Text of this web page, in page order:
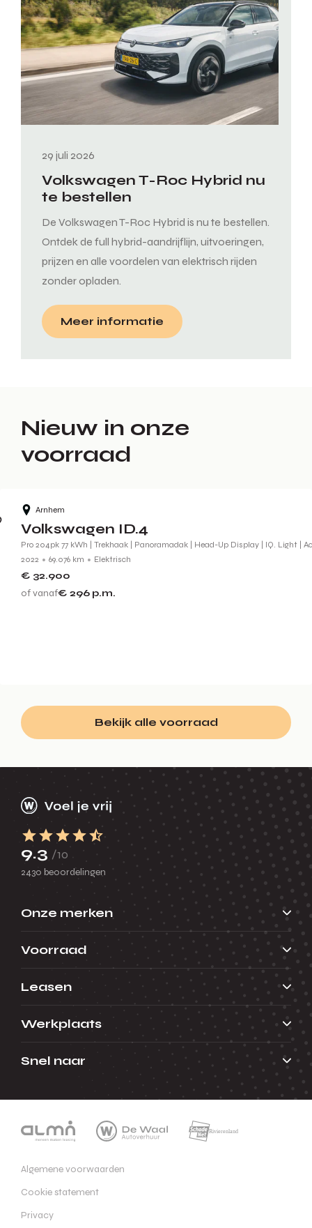
29 juli 2026
Volkswagen T-Roc Hybrid nu
te bestellen
De Volkswagen T-Roc Hybrid is nu te bestellen.
Ontdek de full hybrid-aandrijflijn, uitvoeringen,
prijzen en alle voordelen van elektrisch rijden
zonder opladen.
Meer informatie
Nieuw in onze
voorraad
Bekijk alle voorraad
Arnhem
Volkswagen ID.4
Pro 204pk 77 kWh | Trekhaak | Panoramadak | Head-Up Display | IQ. Light |
2022
69.076 km Elektrisch
€ 32.900
of vanaf€ 296p.m.
9.3 /10
2430 beoordelingen
Onze merken
Voorraad
Leasen
Werkplaats
Snel naar
Algemene voorwaarden
Cookie statement
Privacy